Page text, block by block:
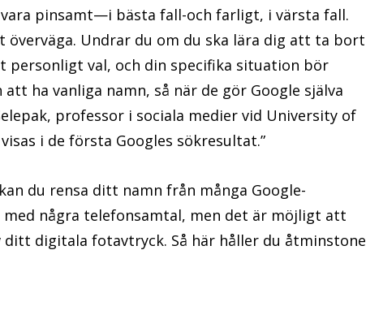
pinsamt—i bästa fall-och farligt, i värsta fall.
Undrar du om du ska lära dig att ta bort
personligt val, och din specifika situation bör
ha vanliga namn, så när de gör Google själva
professor i sociala medier vid University of
i de första Googles sökresultat.”
du rensa ditt namn från många Google-
några telefonsamtal, men det är möjligt att
digitala fotavtryck. Så här håller du åtminstone